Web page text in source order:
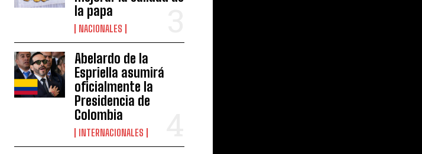
la papa
NACIONALES
Abelardo de la
Espriella asumirá
oficialmente la
Presidencia de
Colombia
INTERNACIONALES